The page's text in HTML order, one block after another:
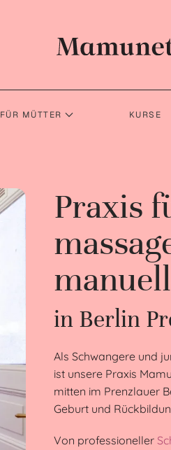
FÜR MÜTTER KURSE
Praxis
in Berlin
Als Schwangere und
ist unsere Praxis
mitten im Prenzlauer
Geburt und
Von professioneller